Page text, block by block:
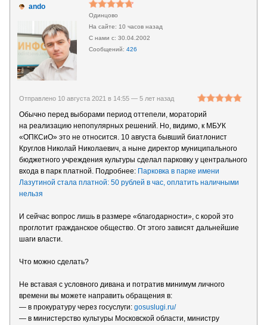
ando
Одинцово
10 часов назад
30.04.2002
426
Отправлено 10 августа 2021 в 14:55 — 5 лет назад
Обычно перед выборами период оттепели, мораторий
на реализацию непопулярных решений. Но, видимо, к МБУК
«ОПКСиО» это не относится. 10 августа бывший биатлонист
Круглов Николай Николаевич, а ныне директор муниципального
бюджетного учреждения культуры сделал парковку у центрального
входа в парк платной. Подробнее: Парковка в парке имени
Лазутиной стала платной: 50 рублей в час, оплатить наличными
нельзя
И сейчас вопрос лишь в размере «благодарности», с корой это
проглотит гражданское общество. От этого зависят дальнейшие
шаги власти.
Что можно сделать?
Не вставая с условного дивана и потратив минимум личного
времени вы можете направить обращения в:
— в прокуратуру через госуслуги: gosuslugi.ru/
— в министерство культуры Московской области, министру